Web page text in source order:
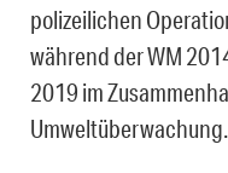
polizeilichen
während der WM
2019 im
Umweltüberwachung.